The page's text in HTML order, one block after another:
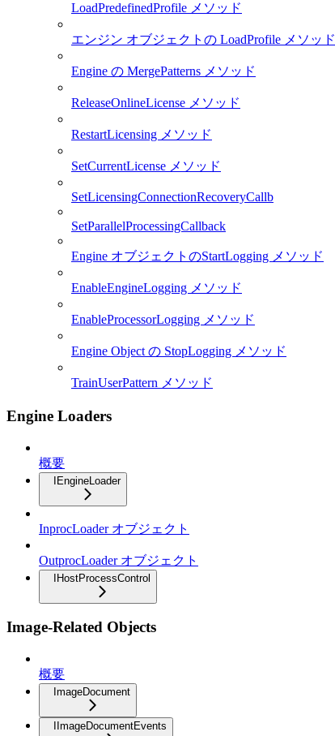
LoadPredefinedProfile メソッド
エンジン オブジェクトの LoadProfile メソッド
Engine の MergePatterns メソッド
ReleaseOnlineLicense メソッド
RestartLicensing メソッド
SetCurrentLicense メソッド
SetLicensingConnectionRecoveryCallb
SetParallelProcessingCallback
Engine オブジェクトのStartLogging メソッド
EnableEngineLogging メソッド
EnableProcessorLogging メソッド
Engine Object の StopLogging メソッド
TrainUserPattern メソッド
Engine Loaders
概要
IEngineLoader
InprocLoader オブジェクト
OutprocLoader オブジェクト
IHostProcessControl
Image-Related Objects
概要
ImageDocument
IImageDocumentEvents